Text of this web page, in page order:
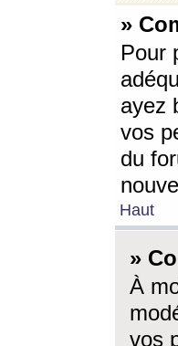
»
Pour
ayez
vos
du
Haut
»
À
vos